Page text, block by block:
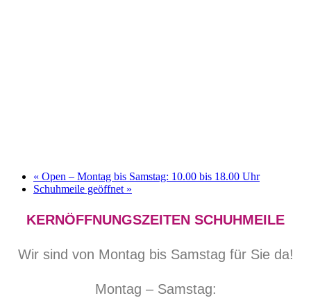
« Open – Montag bis Samstag: 10.00 bis 18.00 Uhr
Schuhmeile geöffnet »
KERNÖFFNUNGSZEITEN SCHUHMEILE
Wir sind von Montag bis Samstag für Sie da!
Montag – Samstag: